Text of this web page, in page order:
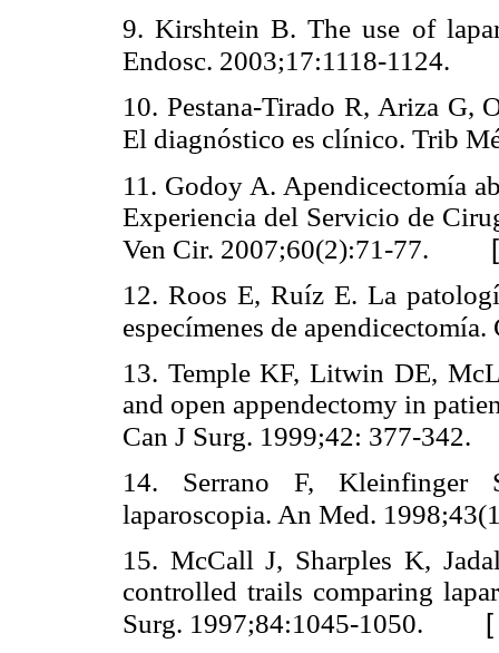
9. Kirshtein B. The use of
Endosc. 2003;17:1118-1124.
10. Pestana-Tirado R, Ariza G,
El diagnóstico es clínico. Trib
11. Godoy A. Apendicectomía
Experiencia del Servicio de
Ven Cir. 2007;60(2):71-77.
12. Roos E, Ruíz E. La
especímenes de
13. Temple KF, Litwin DE,
and open appendectomy in
Can J Surg. 1999;42: 377-342.
14. Serrano F, Kleinfinger
laparoscopia. An Med.
15. McCall J, Sharples K,
controlled trails comparing
Surg. 1997;84:1045-1050.